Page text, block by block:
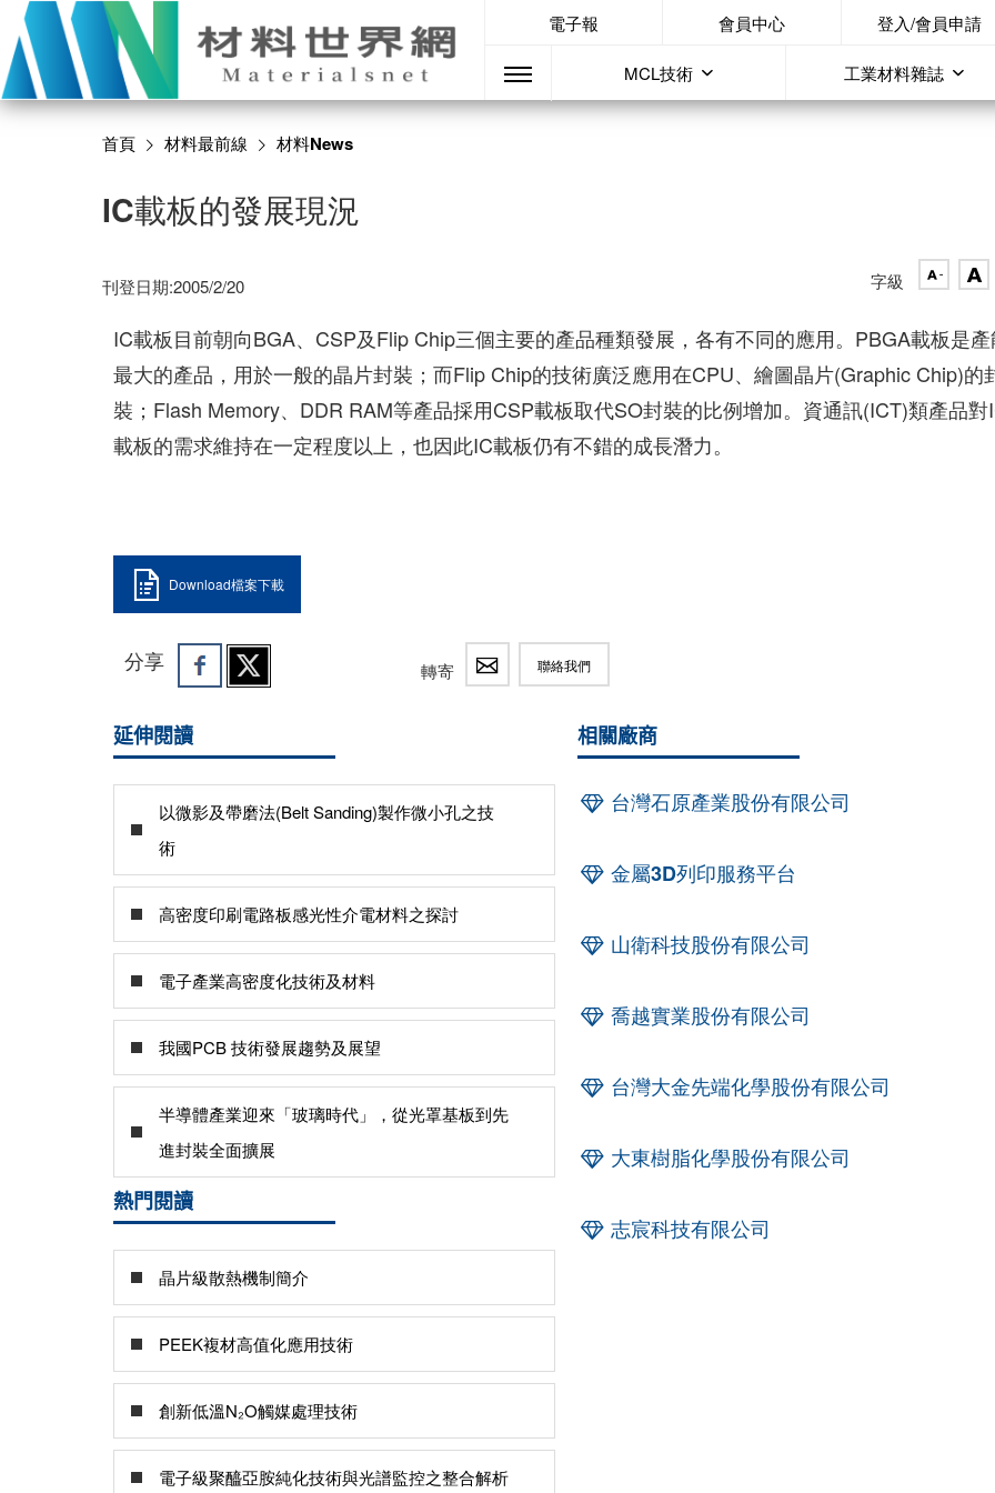
電子報 會員中心 登入/會員申請
MCL技術 工業材料雜誌
首頁 材料最前線 材料News
IC載板的發展現況
刊登日期:2005/2/20 字級
IC載板目前朝向BGA、CSP及Flip Chip三個主要的產品種類發展，各有不同的應用。PBGA載板是
最大的產品，用於一般的晶片封裝；而Flip Chip的技術廣泛應用在CPU、繪圖晶片(Graphic Chip)的
裝；Flash Memory、DDR RAM等產品採用CSP載板取代SO封裝的比例增加。資通訊(ICT)類產品對
載板的需求維持在一定程度以上，也因此IC載板仍有不錯的成長潛力。
Download檔案下載
分享 轉寄 聯絡我們
延伸閱讀
以微影及帶磨法(Belt Sanding)製作微小孔之技
術
高密度印刷電路板感光性介電材料之探討
電子產業高密度化技術及材料
我國PCB 技術發展趨勢及展望
半導體產業迎來「玻璃時代」，從光罩基板到先
進封裝全面擴展
熱門閱讀
晶片級散熱機制簡介
PEEK複材高值化應用技術
創新低溫N₂O觸媒處理技術
電子級聚醯亞胺純化技術與光譜監控之整合解析
相關廠商
台灣石原產業股份有限公司
金屬3D列印服務平台
山衛科技股份有限公司
喬越實業股份有限公司
台灣大金先端化學股份有限公司
大東樹脂化學股份有限公司
志宸科技有限公司